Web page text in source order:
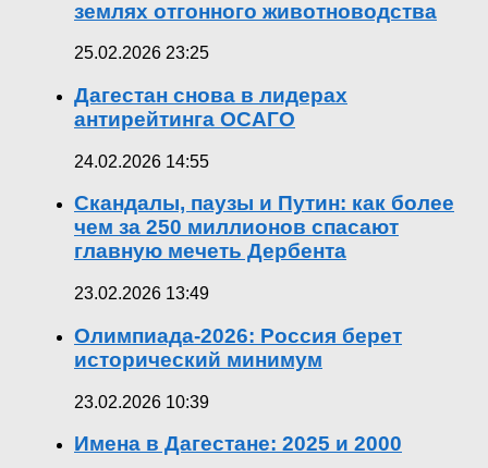
землях отгонного животноводства
25.02.2026 23:25
Дагестан снова в лидерах
антирейтинга ОСАГО
24.02.2026 14:55
Скандалы, паузы и Путин: как более
чем за 250 миллионов спасают
главную мечеть Дербента
23.02.2026 13:49
Олимпиада-2026: Россия берет
исторический минимум
23.02.2026 10:39
Имена в Дагестане: 2025 и 2000